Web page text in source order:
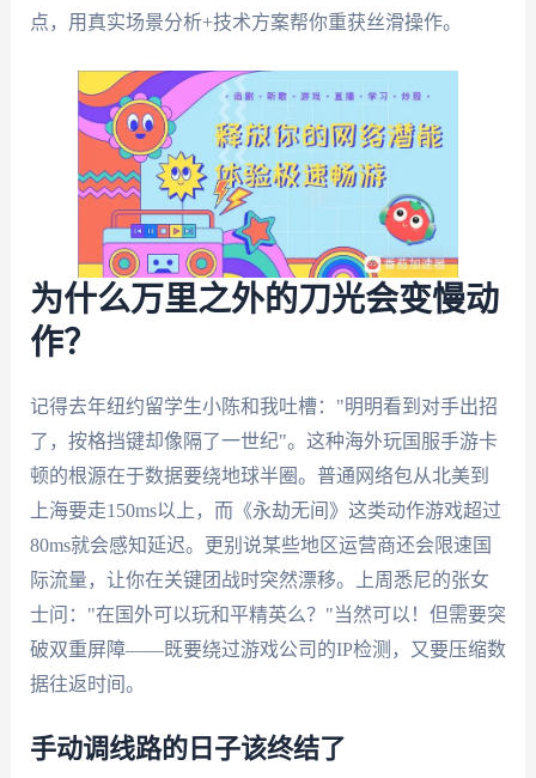
点，用真实场景分析+技术方案帮你重获丝滑操作。
为什么万里之外的刀光会变慢动
作？
记得去年纽约留学生小陈和我吐槽："明明看到对手出招
了，按格挡键却像隔了一世纪"。这种海外玩国服手游卡
顿的根源在于数据要绕地球半圈。普通网络包从北美到
上海要走150ms以上，而《永劫无间》这类动作游戏超过
80ms就会感知延迟。更别说某些地区运营商还会限速国
际流量，让你在关键团战时突然漂移。上周悉尼的张女
士问："在国外可以玩和平精英么？"当然可以！但需要突
破双重屏障——既要绕过游戏公司的IP检测，又要压缩数
据往返时间。
手动调线路的日子该终结了